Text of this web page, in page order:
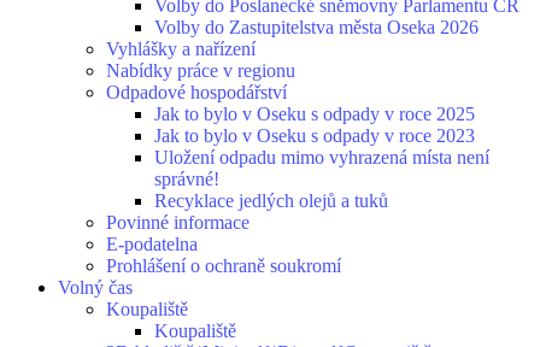
Volby do Poslanecké sněmovny Parlamentu ČR
Volby do Zastupitelstva města Oseka 2026
Vyhlášky a nařízení
Nabídky práce v regionu
Odpadové hospodářství
Jak to bylo v Oseku s odpady v roce 2025
Jak to bylo v Oseku s odpady v roce 2023
Uložení odpadu mimo vyhrazená místa není
správné!
Recyklace jedlých olejů a tuků
Povinné informace
E-podatelna
Prohlášení o ochraně soukromí
Volný čas
Koupaliště
Koupaliště